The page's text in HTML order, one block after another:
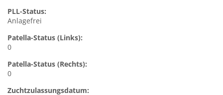
PLL-Status:
Anlagefrei
Patella-Status (Links):
0
Patella-Status (Rechts):
0
Zuchtzulassungsdatum: